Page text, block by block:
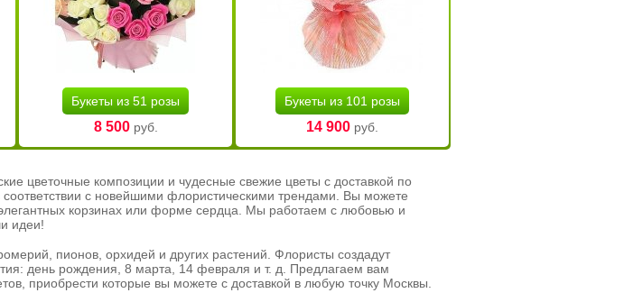
Букеты из 51 розы
8 500руб.
Букеты из 101 розы
14 900руб.
цветочные композиции и чудесные свежие цветы с доставкой по
с новейшими флористическими трендами. Вы можете
корзинах или форме сердца. Мы работаем с любовью и
идеи!
пионов, орхидей и других растений. Флористы создадут
день рождения, 8 марта, 14 февраля и т. д. Предлагаем вам
приобрести которые вы можете с доставкой в любую точку Москвы.